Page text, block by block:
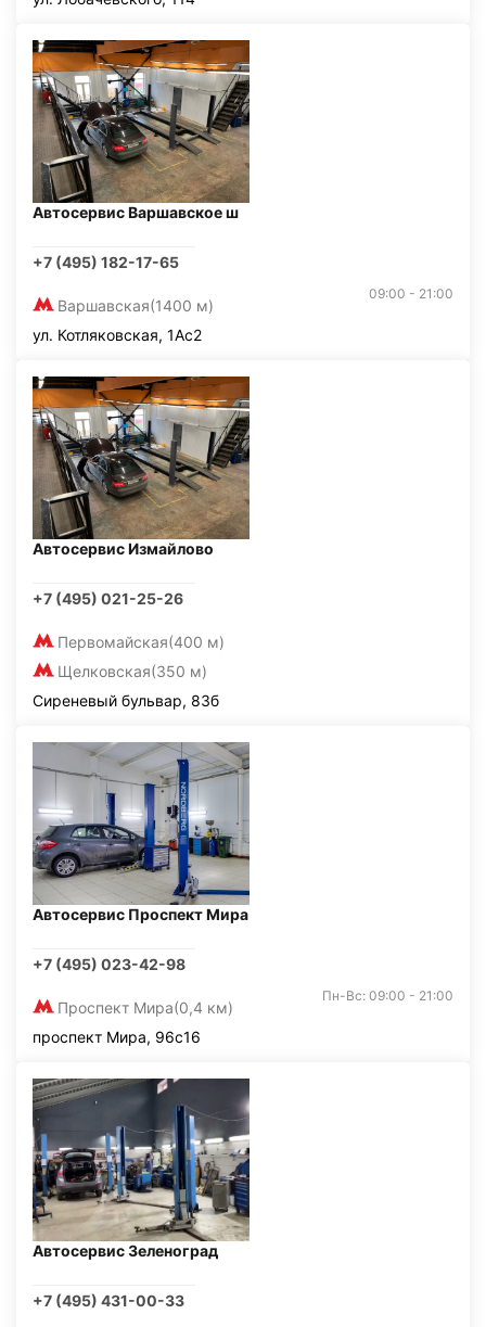
Автосервис Варшавское ш
+7 (495) 182-17-65
Варшавская(1400 м)
09:00 - 21:00
ул. Котляковская, 1Ас2
Автосервис Измайлово
+7 (495) 021-25-26
Первомайская(400 м)
Щелковская(350 м)
Сиреневый бульвар, 83б
Автосервис Проспект Мира
+7 (495) 023-42-98
Проспект Мира(0,4 км)
Пн-Вс: 09:00 - 21:00
проспект Мира, 96с16
Автосервис Зеленоград
+7 (495) 431-00-33